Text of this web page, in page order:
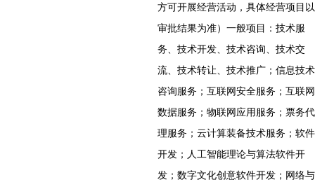
方可开展经营活动，具体经营项目以
审批结果为准）一般项目：技术服
务、技术开发、技术咨询、技术交
流、技术转让、技术推广；信息技术
咨询服务；互联网安全服务；互联网
数据服务；物联网应用服务；票务代
理服务；云计算装备技术服务；软件
开发；人工智能理论与算法软件开
发；数字文化创意软件开发；网络与